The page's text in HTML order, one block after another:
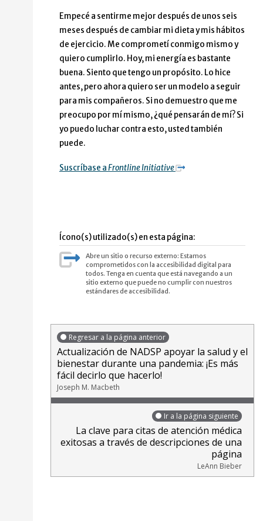
Empecé a sentirme mejor después de unos seis
meses después de cambiar mi dieta y mis hábitos
de ejercicio. Me comprometí conmigo mismo y
quiero cumplirlo. Hoy, mi energía es bastante
buena. Siento que tengo un propósito. Lo hice
antes, pero ahora quiero ser un modelo a seguir
para mis compañeros. Si no demuestro que me
preocupo por mí mismo, ¿qué pensarán de mí? Si
yo puedo luchar contra esto, usted también
puede.
Suscríbase aFrontline Initiative
Ícono(s) utilizado(s) en esta página:
Abre un sitio o recurso externo: Estamos
comprometidos con la accesibilidad digital para
todos. Tenga en cuenta que está navegando a un
sitio externo que puede no cumplir con nuestros
estándares de accesibilidad.
Regresar a la página anterior
Actualización de NADSP apoyar la salud y el
bienestar durante una pandemia: ¡Es más
fácil decirlo que hacerlo!
Joseph M. Macbeth
Ir a la página siguiente
La clave para citas de atención médica
exitosas a través de descripciones de una
página
LeAnn Bieber